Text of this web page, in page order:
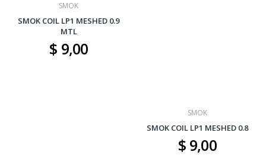
SMOK
SMOK COIL LP1 MESHED 0.9
MTL
$ 9,00
SMOK
SMOK COIL LP1 MESHED 0.8
$ 9,00